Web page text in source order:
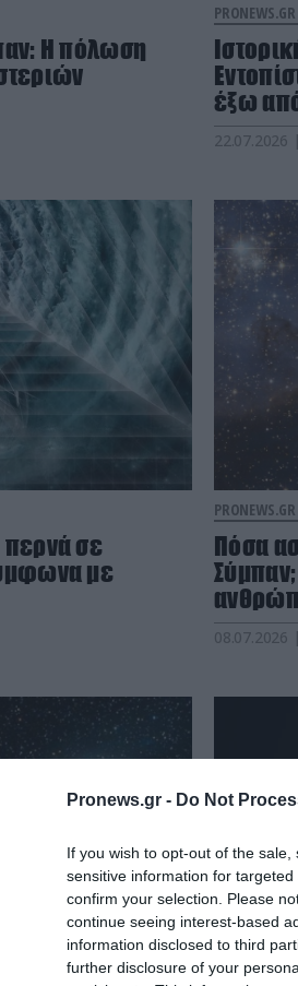
Pronews.gr - Do Not
If you wish to opt-out of the
sensitive information for
confirm your selection. Please
continue seeing interest-based
information disclosed to third
further disclosure of your
Η πόλωση
έξω
22.07.2026
περνά σε
με
Πόσα
08.07.2026